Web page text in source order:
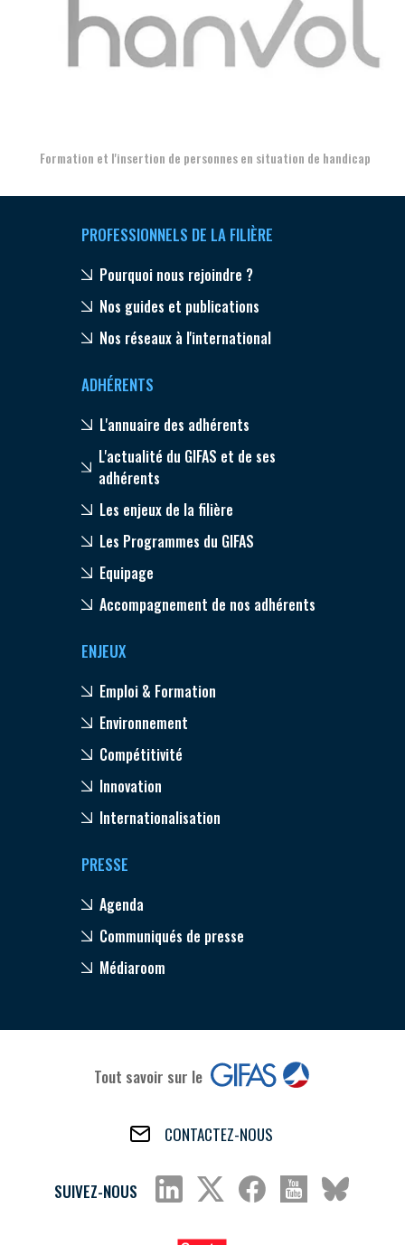
Formation et l'insertion de personnes en situation de handicap
PROFESSIONNELS DE LA FILIÈRE
Pourquoi nous rejoindre ?
Nos guides et publications
Nos réseaux à l'international
ADHÉRENTS
L'annuaire des adhérents
L'actualité du GIFAS et de ses
adhérents
Les enjeux de la filière
Les Programmes du GIFAS
Equipage
Accompagnement de nos adhérents
ENJEUX
Emploi & Formation
Environnement
Compétitivité
Innovation
Internationalisation
PRESSE
Agenda
Communiqués de presse
Médiaroom
Tout savoir sur le
CONTACTEZ-NOUS
SUIVEZ-NOUS